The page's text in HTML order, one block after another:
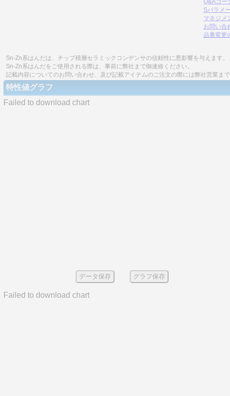
Q&Aコー
Sパラメ
マネジメ
お問い合
品番変更
Sn-Zn系はんだは、チップ積層セラミックコンデンサの信頼性に悪影響を与えます。
Sn-Zn系はんだをご使用される際は、事前に弊社まで御連絡ください。
記載内容についてのお問い合わせ、及び記載アイテムのご注文の際には弊社営業まで
特性値グラフ
Failed to download chart
データ保存 グラフ保存
Failed to download chart